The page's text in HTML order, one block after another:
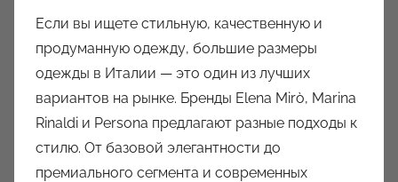
Если вы ищете стильную, качественную и
продуманную одежду, большие размеры
одежды в Италии — это один из лучших
вариантов на рынке. Бренды Elena Mirò, Marina
Rinaldi и Persona предлагают разные подходы к
стилю. От базовой элегантности до
премиального сегмента и современных